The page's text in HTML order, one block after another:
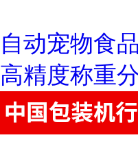
自动宠物食
高精度称重